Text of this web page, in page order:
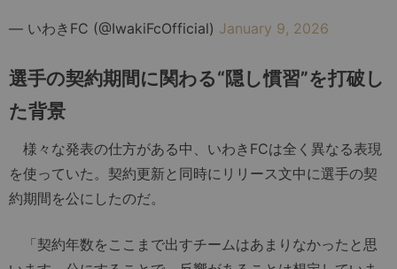
— いわきFC (@IwakiFcOfficial) January 9, 2026
選手の契約期間に関わる“隠し慣習”を打破し
た背景
様々な発表の仕方がある中、いわきFCは全く異なる表現
を使っていた。契約更新と同時にリリース文中に選手の契
約期間を公にしたのだ。
「契約年数をここまで出すチームはあまりなかったと思